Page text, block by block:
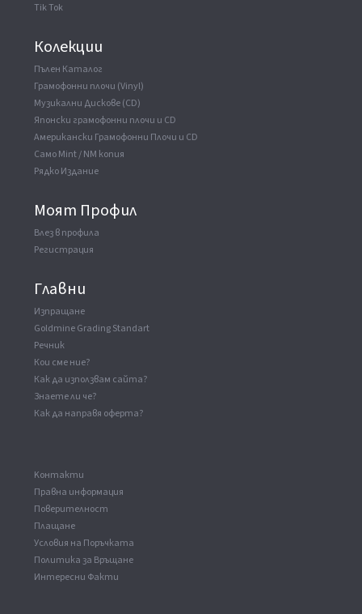
Tik Tok
Колекции
Пълен Каталог
Грамофонни плочи (Vinyl)
Музикални Дискове (CD)
Японски грамофонни плочи и CD
Американски Грамофонни Плочи и CD
Само Mint / NM копия
Рядко Издание
Моят Профил
Влез в профила
Регистрация
Главни
Изпращане
Goldmine Grading Standart
Речник
Кои сме ние?
Как да използвам сайта?
Знаете ли че?
Как да направя оферта?
Kонтакти
Правна информация
Поверителност
Плащане
Условия на Поръчката
Политика за Връщане
Интересни Факти